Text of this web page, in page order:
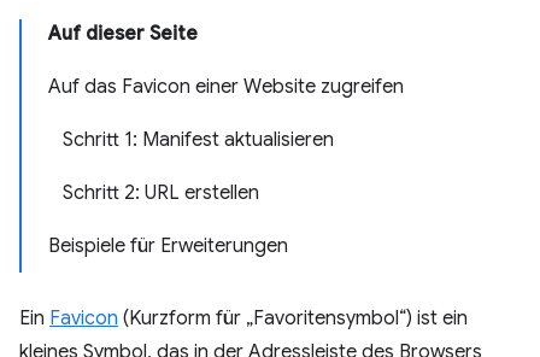
Auf dieser Seite
Auf das Favicon einer Website zugreifen
Schritt 1: Manifest aktualisieren
Schritt 2: URL erstellen
Beispiele für Erweiterungen
Ein Favicon (Kurzform für „Favoritensymbol“) ist ein
kleines Symbol, das in der Adressleiste des Browsers